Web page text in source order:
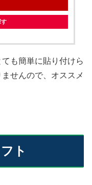
す
も簡単に貼り付けら
せんので、オススメ
ト